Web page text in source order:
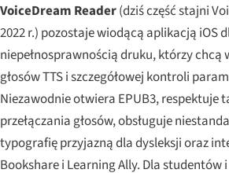
VoiceDream Reader(dziś część stajni
2022 r.) pozostaje wiodącą aplikacją iOS
niepełnosprawnością druku, którzy chcą
głosów TTS i szczegółowej kontroli
Niezawodnie otwiera EPUB3, respektuje
przełączania głosów, obsługuje
typografię przyjazną dla dysleksji oraz
Bookshare i Learning Ally. Dla studentów